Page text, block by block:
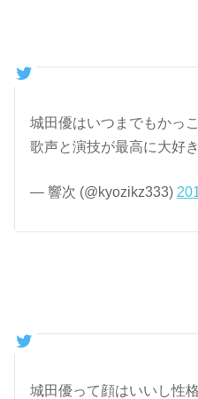
城田優はいつまでもかっ
歌声と演技が最高に大好き
— 響次 (@kyozikz333)
城田優って顔はいいし性